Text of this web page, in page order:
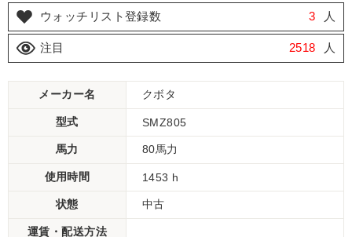
ウォッチリスト登録数 3 人
注目 2518 人
メーカー名 クボタ
型式 SMZ805
馬力 80馬力
使用時間 1453 h
状態 中古
運賃・配送方法